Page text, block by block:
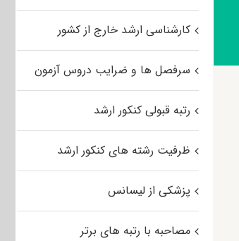
کارشناسی ارشد خارج از کشور
سرفصل ها و ضرایب دروس آزمون
رتبه قبولی کنکور ارشد
ظرفیت رشته های کنکور ارشد
پزشکی از لیسانس
مصاحبه با رتبه های برتر